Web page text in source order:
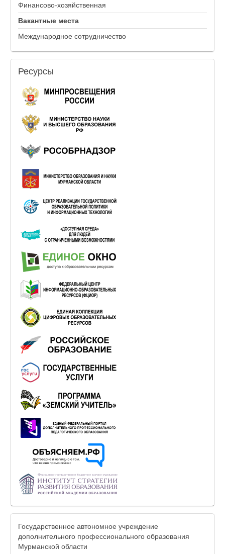
Финансово-хозяйственная
Вакантные места
Международное сотрудничество
Ресурсы
Государственное автономное учреждение
дополнительного профессионального образования
Мурманской области